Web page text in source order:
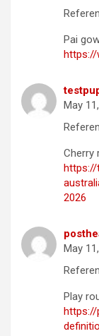
Pai
https://
May
Cherry
https://
2026
May
Play
https://